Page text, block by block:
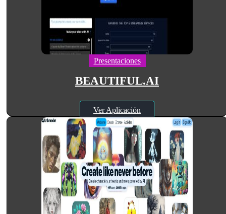
Presentaciones
BEAUTIFUL.AI
Ver Aplicación